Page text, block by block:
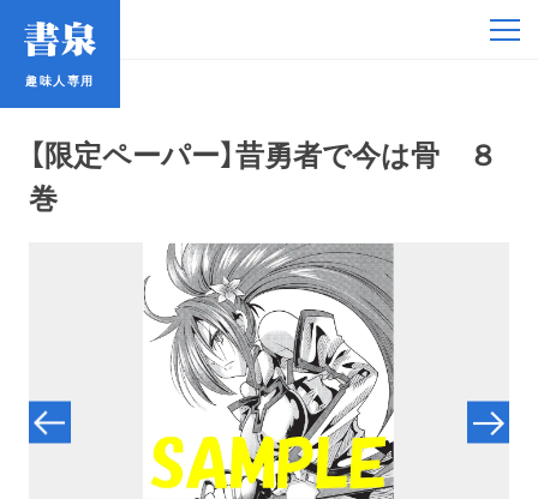
趣味人専用
【限定ペーパー】昔勇者で今は骨 ８
巻
趣味人専用
アイドル
鉄道・バス
コミック・ラノベ